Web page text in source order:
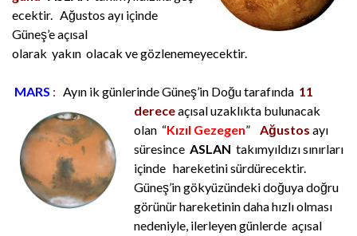
ecektir. Ağustos ayı içinde
Güneş’e açısal
olarak yakın olacak ve gözlenemeyecektir.
MARS : Ayın ik günlerinde Güneş’in Doğu tarafında 11
dereceaçısal uzaklıkta bulunacak
olan “Kızıl Gezegen” Ağustos ayı
süresince ASLAN takımyıldızı sınırları
içinde hareketini sürdürecektir.
Güneş’in gökyüzündeki doğuya doğru
görünür hareketinin daha hızlı olması
nedeniyle, ilerleyen günlerde açısal